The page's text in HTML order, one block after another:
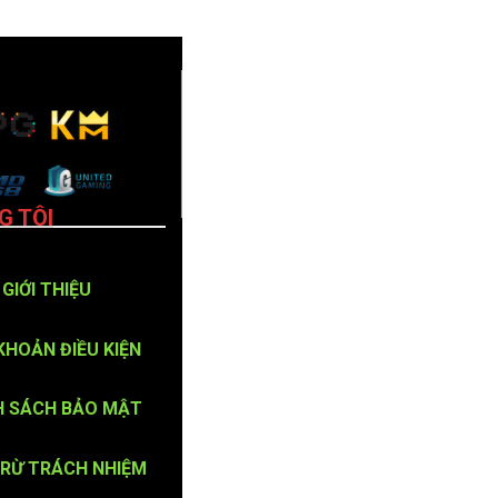
TÔI
GIỚI THIỆU
ĐIỀU KIỆN
SÁCH BẢO MẬT
TRÁCH NHIỆM